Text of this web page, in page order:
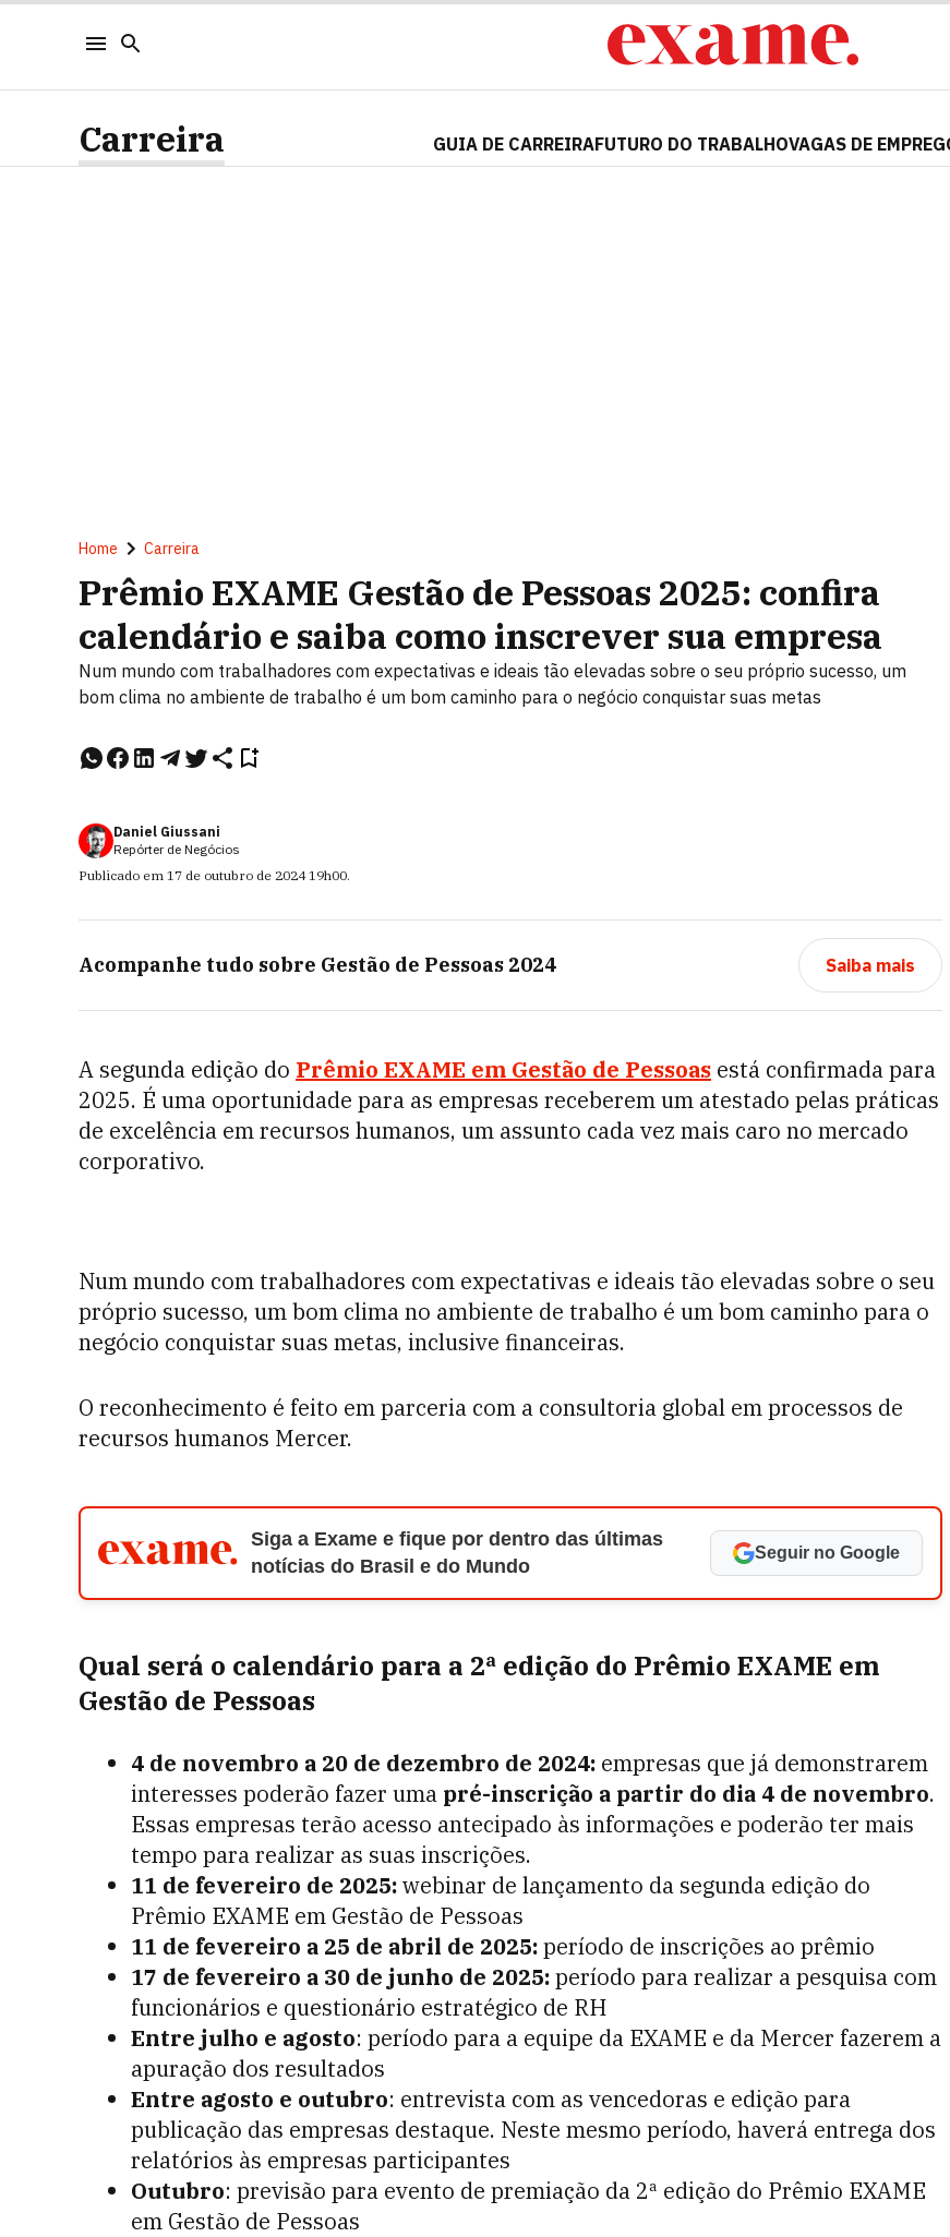
Carreira GUIA DE CARREIRAFUTURO DO TRABALHOVAGAS DE
Home Carreira
Prêmio EXAME Gestão de Pessoas 2025: confira
calendário e saiba como inscrever sua empresa
Num mundo com trabalhadores com expectativas e ideais tão elevadas sobre o seu próprio sucesso, um
bom clima no ambiente de trabalho é um bom caminho para o negócio conquistar suas metas
Daniel Giussani
Repórter de Negócios
Publicado em 17 de outubro de 2024 19h00.
Acompanhe tudo sobre Gestão de Pessoas 2024 Saiba mais
A segunda edição do Prêmio EXAME em Gestão de Pessoas está confirmada para
2025. É uma oportunidade para as empresas receberem um atestado pelas práticas
de excelência em recursos humanos, um assunto cada vez mais caro no mercado
corporativo.
Num mundo com trabalhadores com expectativas e ideais tão elevadas sobre o seu
próprio sucesso, um bom clima no ambiente de trabalho é um bom caminho para o
negócio conquistar suas metas, inclusive financeiras.
O reconhecimento é feito em parceria com a consultoria global em processos de
recursos humanos Mercer.
Siga a Exame e fique por dentro das últimas
notícias do Brasil e do Mundo
Seguir no Google
Qual será o calendário para a 2ª edição do Prêmio EXAME em
Gestão de Pessoas
4 de novembro a 20 de dezembro de 2024: empresas que já demonstrarem
interesses poderão fazer uma pré-inscrição a partir do dia 4 de novembro.
Essas empresas terão acesso antecipado às informações e poderão ter mais
tempo para realizar as suas inscrições.
11 de fevereiro de 2025:webinar de lançamento da segunda edição do
Prêmio EXAME em Gestão de Pessoas
11 de fevereiro a 25 de abril de 2025:período de inscrições ao prêmio
17 de fevereiro a 30 de junho de 2025:período para realizar a pesquisa com
funcionários e questionário estratégico de RH
Entre julho e agosto: período para a equipe da EXAME e da Mercer fazerem a
apuração dos resultados
Entre agosto e outubro: entrevista com as vencedoras e edição para
publicação das empresas destaque. Neste mesmo período, haverá entrega dos
relatórios às empresas participantes
Outubro: previsão para evento de premiação da 2ª edição do Prêmio EXAME
em Gestão de Pessoas